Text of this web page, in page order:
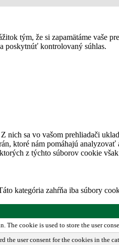
tým, že si zapamätáme vaše
poskytnúť kontrolovaný súhlas.
sa vo vašom prehliadači
ktoré nám pomáhajú
z týchto súborov cookie
kategória zahŕňa iba súbory
The cookie is used to store the user
the user consent for the cookies in the